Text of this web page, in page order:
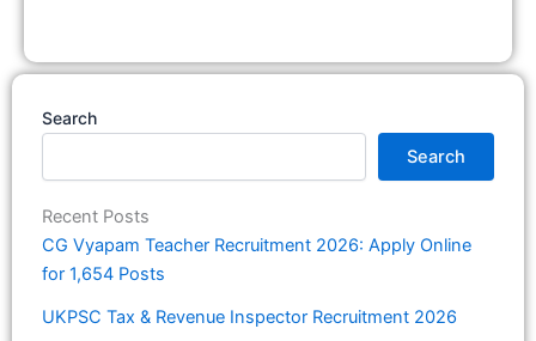
Search
Search
Recent Posts
CG Vyapam Teacher Recruitment 2026: Apply Online
for 1,654 Posts
UKPSC Tax & Revenue Inspector Recruitment 2026